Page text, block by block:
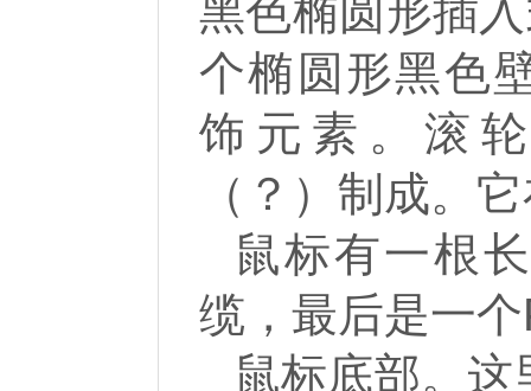
黑色椭圆形插
个椭圆形黑色
饰元素。滚
（？）制成。
鼠标有一根
缆，最后是一
鼠标底部。